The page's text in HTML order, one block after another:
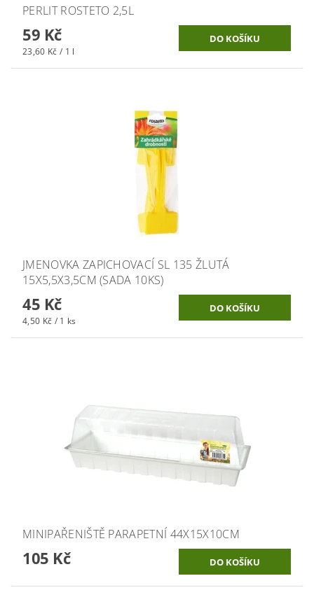
PERLIT ROSTETO 2,5L
59 Kč
23,60 Kč / 1 l
JMENOVKA ZAPICHOVACÍ SL 135 ŽLUTÁ
15X5,5X3,5CM (SADA 10KS)
45 Kč
4,50 Kč / 1 ks
MINIPAŘENIŠTĚ PARAPETNÍ 44X15X10CM
105 Kč